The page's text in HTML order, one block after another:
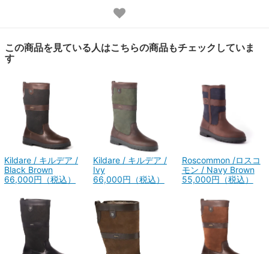
この商品を見ている人はこちらの商品もチェックしていま
す
Kildare / キルデア /
Black Brown
66,000円（税込）
Kildare / キルデア /
Ivy
66,000円（税込）
Roscommon /ロスコ
モン / Navy Brown
55,000円（税込）